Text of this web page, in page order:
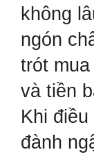
không
ngón
trót
và tiền
Khi
đành